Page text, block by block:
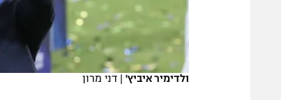
ולדימיר איביץ' | דני מרון